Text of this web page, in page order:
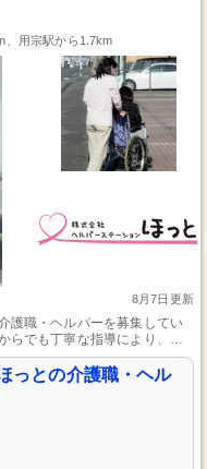
、用宗駅から1.7km
8月7日更新
護職・ヘルパーを募集してい
らでも丁寧な指導により、一
できるように成長することが
、家庭との両立もしやすい環
ートしたい方をお待ちしてい
っとの介護職・ヘル